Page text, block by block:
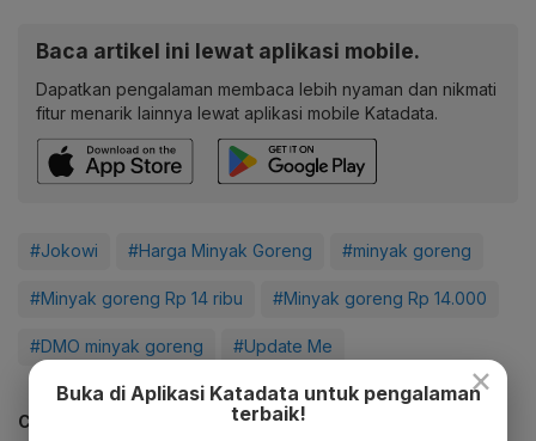
Baca artikel ini lewat aplikasi mobile.
Dapatkan pengalaman membaca lebih nyaman dan nikmati
fitur menarik lainnya lewat aplikasi mobile Katadata.
#Jokowi #Harga Minyak Goreng #minyak goreng
#Minyak goreng Rp 14 ribu #Minyak goreng Rp 14.000
#DMO minyak goreng #Update Me
CEK JUGA DATA INI
×
Buka di Aplikasi Katadata untuk pengalaman
terbaik!